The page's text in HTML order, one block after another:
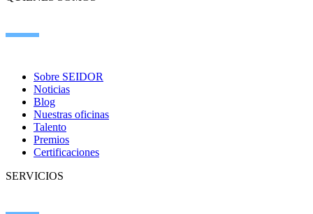
Sobre SEIDOR
Noticias
Blog
Nuestras oficinas
Talento
Premios
Certificaciones
SERVICIOS